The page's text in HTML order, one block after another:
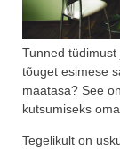
Tunned
tõuget esimese
maatasa? See
kutsumiseks
Tegelikult on